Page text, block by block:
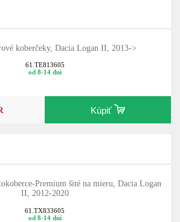
koberčeky, Dacia Logan II, 2013->
61.TE813605
od 8-14 dní
Kúpiť
Premium šité na mieru, Dacia Logan
II, 2012-2020
61.TX833605
od 8-14 dní